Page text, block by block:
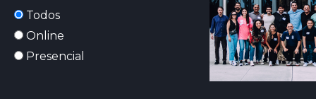
Todos
Online
Presencial